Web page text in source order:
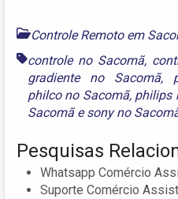
Controle Remoto em
controle no Sacomã,
gradiente no Sacomã,
philco no Sacomã, philips
Sacomãesony no
Pesquisas
Whatsapp Comércio
Suporte Comércio